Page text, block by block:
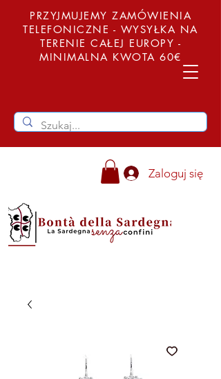
PRZYJMUJEMY ZAMÓWIENIA
TELEFONICZNE - WYSYŁKA NA
TERENIE CAŁEJ EUROPY -
MINIMALNA KWOTA 60€
Zaloguj się